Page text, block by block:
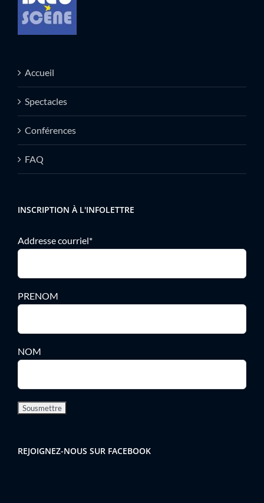
Accueil
Spectacles
Conférences
FAQ
INSCRIPTION À L'INFOLETTRE
Addresse courriel*
PRENOM
NOM
REJOIGNEZ-NOUS SUR FACEBOOK